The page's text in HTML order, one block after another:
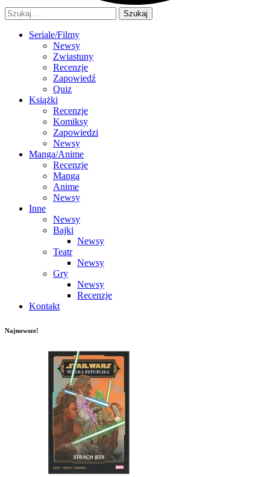
Szukaj:
Seriale/Filmy
Newsy
Zwiastuny
Recenzje
Zapowiedź
Quiz
Książki
Recenzje
Komiksy
Zapowiedzi
Newsy
Manga/Anime
Recenzje
Manga
Anime
Newsy
Inne
Newsy
Bajki
Newsy
Teatr
Newsy
Gry
Newsy
Recenzje
Kontakt
Najnowsze!